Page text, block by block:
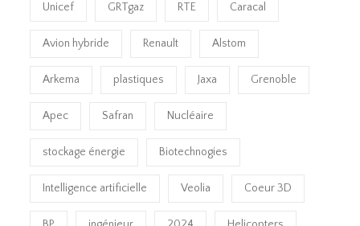
Unicef GRTgaz RTE Caracal
Avion hybride Renault Alstom
Arkema plastiques Jaxa Grenoble
Apec Safran Nucléaire
stockage énergie Biotechnogies
Intelligence artificielle Veolia Coeur 3D